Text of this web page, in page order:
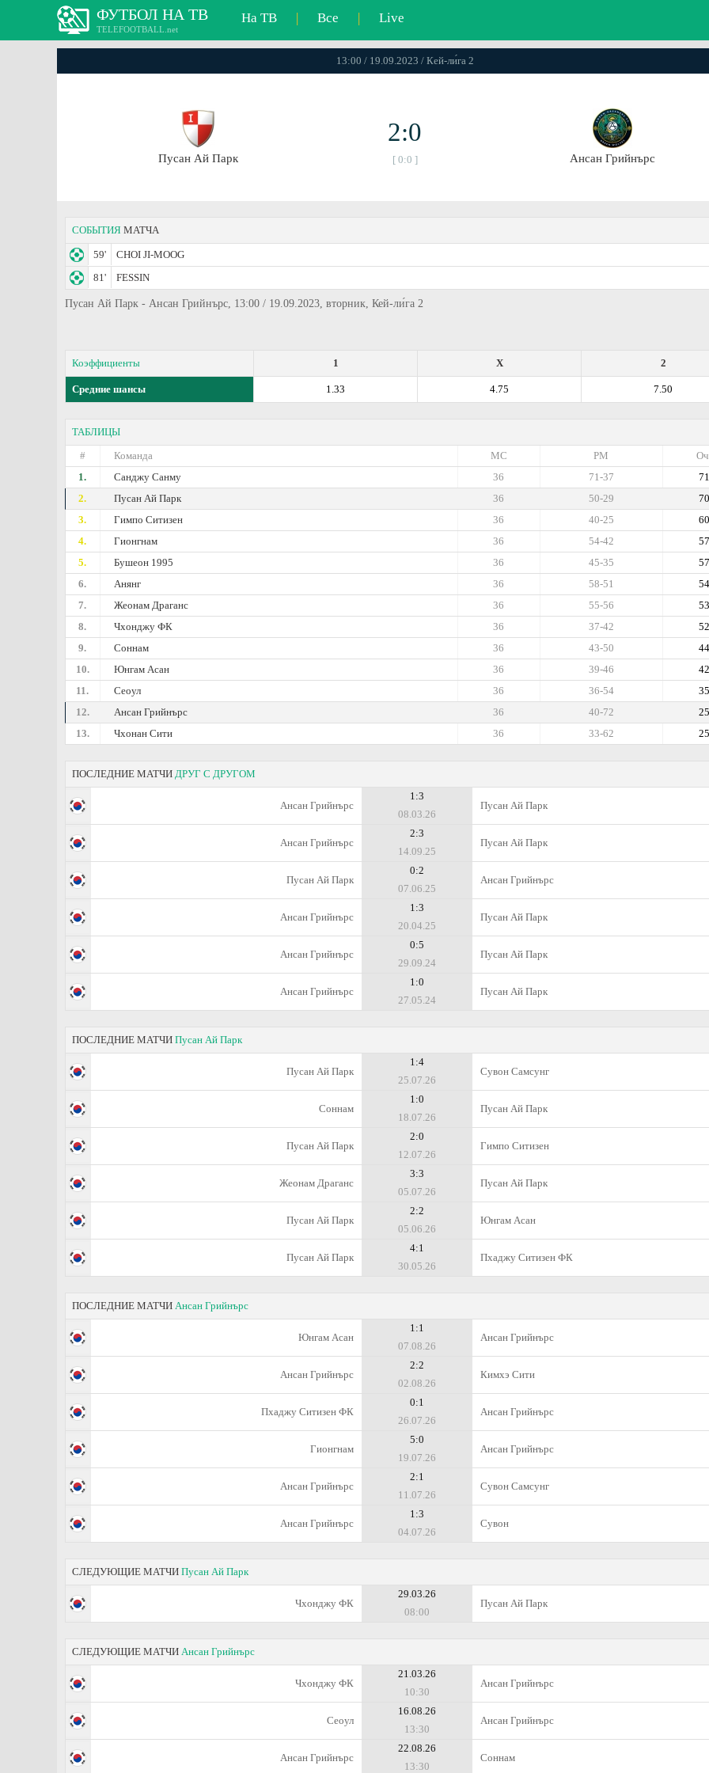
ФУТБОЛ НА ТВ
TELEFOOTBALL.net
На ТВ | Все | Live
13:00 / 19.09.2023 / Кей-ли́га 2
Пусан Ай Парк
2:0
[ 0:0 ] Ансан Грийнърс
СОБЫТИЯ МАТЧА
59'
CHOI JI-MOOG
81'
FESSIN
Пусан Ай Парк - Ансан Грийнърс, 13:00 / 19.09.2023, вторник, Кей-ли́га 2
Коэффициенты 2
X
1
Средние шансы 7.50
4.75
1.33
ТАБЛИЦЫ
#
Команда РМ
МС
1.
Санджу Санму 71
71-37
36
2.
Пусан Ай Парк 70
50-29
36
3.
Гимпо Ситизен 60
40-25
36
4.
Гионгнам 57
54-42
36
5.
Бушеон 1995 57
45-35
36
6.
Анянг 54
58-51
36
7.
Жеонам Драганс 53
55-56
36
8.
Чхонджу ФК 52
37-42
36
9.
Соннам 44
43-50
36
10.
Юнгам Асан 42
39-46
36
11.
Сеоул 35
36-54
36
12.
Ансан Грийнърс 25
40-72
36
13.
Чхонан Сити 25
33-62
36
ПОСЛЕДНИЕ МАТЧИ ДРУГ С ДРУГОМ
Ансан Грийнърс
1:3
08.03.26
Пусан Ай Парк
Ансан Грийнърс
2:3
14.09.25
Пусан Ай Парк
Пусан Ай Парк
0:2
07.06.25
Ансан Грийнърс
Ансан Грийнърс
1:3
20.04.25
Пусан Ай Парк
Ансан Грийнърс
0:5
29.09.24
Пусан Ай Парк
Ансан Грийнърс
1:0
27.05.24
Пусан Ай Парк
ПОСЛЕДНИЕ МАТЧИ Пусан Ай Парк
Пусан Ай Парк
1:4
25.07.26
Сувон Самсунг
Соннам
1:0
18.07.26
Пусан Ай Парк
Пусан Ай Парк
2:0
12.07.26
Гимпо Ситизен
Жеонам Драганс
3:3
05.07.26
Пусан Ай Парк
Пусан Ай Парк
2:2
05.06.26
Юнгам Асан
Пусан Ай Парк
4:1
30.05.26
Пхаджу Ситизен ФК
ПОСЛЕДНИЕ МАТЧИ Ансан Грийнърс
Юнгам Асан
1:1
07.08.26
Ансан Грийнърс
Ансан Грийнърс
2:2
02.08.26
Кимхэ Сити
Пхаджу Ситизен ФК
0:1
26.07.26
Ансан Грийнърс
Гионгнам
5:0
19.07.26
Ансан Грийнърс
Ансан Грийнърс
2:1
11.07.26
Сувон Самсунг
Ансан Грийнърс
1:3
04.07.26
Сувон
СЛЕДУЮЩИЕ МАТЧИ Пусан Ай Парк
Чхонджу ФК
29.03.26
08:00
Пусан Ай Парк
СЛЕДУЮЩИЕ МАТЧИ Ансан Грийнърс
Чхонджу ФК
21.03.26
10:30
Ансан Грийнърс
Сеоул
16.08.26
13:30
Ансан Грийнърс
Ансан Грийнърс
22.08.26
13:30
Соннам